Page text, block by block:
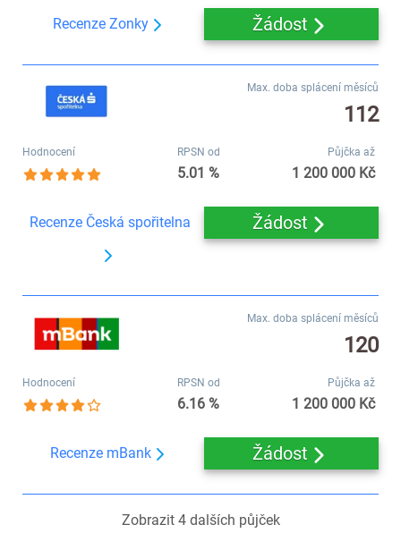
Recenze Zonky Žádost
Max. doba splácení měsíců
112
Hodnocení RPSN od
5.01 %
Půjčka až
1 200 000 Kč
Recenze Česká spořitelna Žádost
Max. doba splácení měsíců
120
Hodnocení RPSN od
6.16 %
Půjčka až
1 200 000 Kč
Recenze mBank Žádost
Zobrazit 4dalších půjček